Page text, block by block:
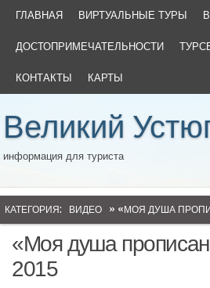
ГЛАВНАЯ ВИРТУАЛЬНЫЕ ТУРЫ
ДОСТОПРИМЕЧАТЕЛЬНОСТИ
КОНТАКТЫ КАРТЫ
Великий
информация для туриста
КАТЕГОРИЯ: ВИДЕО » «МОЯ ДУША
«Моя душа
2015